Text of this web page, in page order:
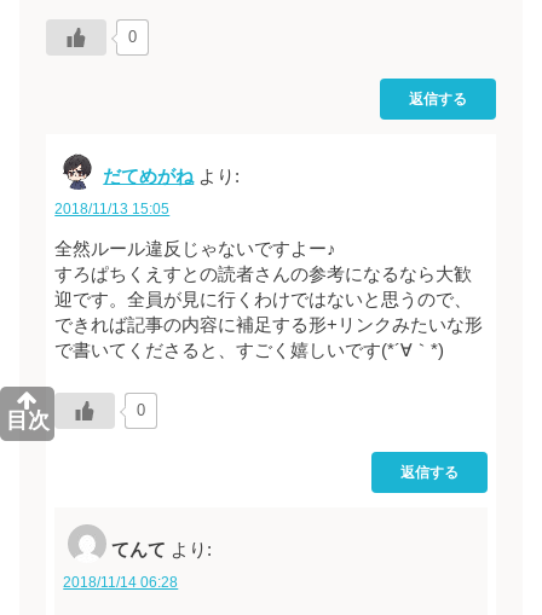
目次
0
返信する
だてめがね より:
2018/11/13 15:05
全然ルール違反じゃないですよー♪
すろぱちくえすとの読者さんの参考になるなら大歓
迎です。全員が見に行くわけではないと思うので、
できれば記事の内容に補足する形+リンクみたいな形
で書いてくださると、すごく嬉しいです(*´∀｀*)
0
返信する
てんて より:
2018/11/14 06:28